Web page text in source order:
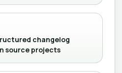
changelog
source projects